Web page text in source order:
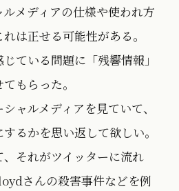
メディアの仕様や使われ方
は正せる可能性がある。
ている問題に「残響情報」
もらった。
ャルメディアを見ていて、
るかを思い返して欲しい。
それがツイッターに流れ
さんの殺害事件などを例